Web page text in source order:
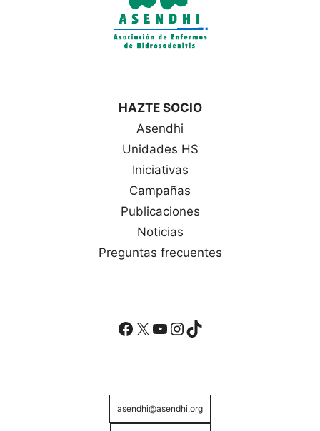
HAZTE SOCIO
Asendhi
Unidades HS
Iniciativas
Campañas
Publicaciones
Noticias
Preguntas frecuentes
Facebook
X YouTube
Instagram
TikTok
asendhi@asendhi.org